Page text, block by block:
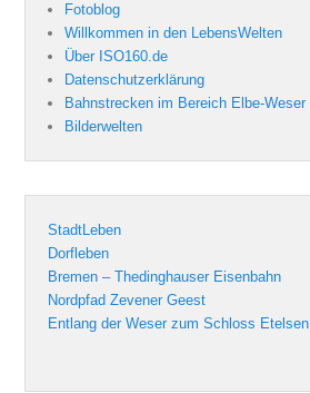
Fotoblog
Willkommen in den LebensWelten
Über ISO160.de
Datenschutzerklärung
Bahnstrecken im Bereich Elbe-Weser
Bilderwelten
StadtLeben
Dorfleben
Bremen – Thedinghauser Eisenbahn
Nordpfad Zevener Geest
Entlang der Weser zum Schloss Etelsen